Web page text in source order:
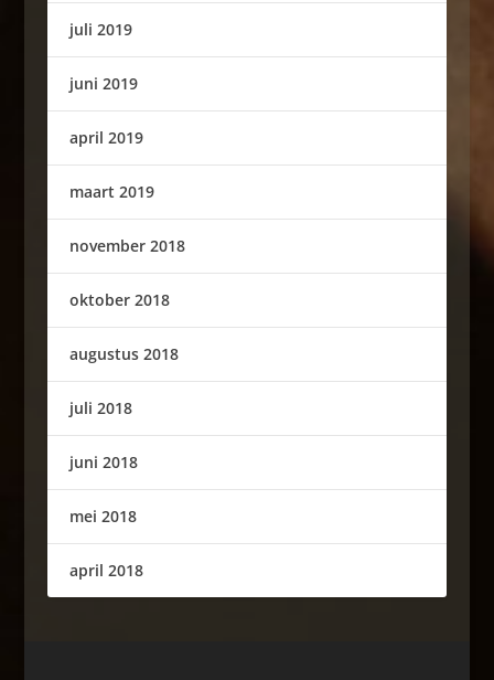
juli 2019
juni 2019
april 2019
maart 2019
november 2018
oktober 2018
augustus 2018
juli 2018
juni 2018
mei 2018
april 2018